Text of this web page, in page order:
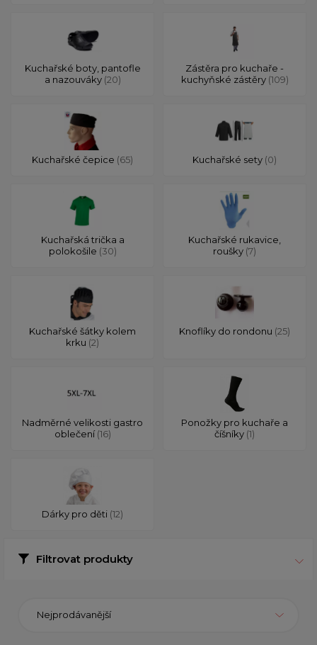
Kuchařské boty, pantofle
a nazouváky (20)
Zástěra pro kuchaře -
kuchyňské zástěry (109)
Kuchařské čepice (65) Kuchařské sety (0)
Kuchařská trička a
polokošile (30)
Kuchařské rukavice,
roušky (7)
Kuchařské šátky kolem
krku (2)
Knoflíky do rondonu (25)
Nadměrné velikosti gastro
oblečení(16)
Ponožky pro kuchaře a
číšníky (1)
Dárky pro děti (12)
Filtrovat produkty
Nejprodávanější